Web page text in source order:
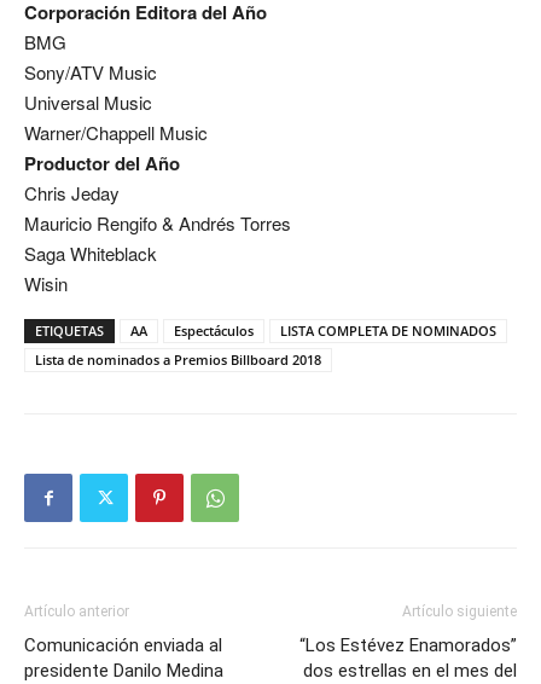
Corporación Editora del Año
BMG
Sony/ATV Music
Universal Music
Warner/Chappell Music
Productor del Año
Chris Jeday
Mauricio Rengifo & Andrés Torres
Saga Whiteblack
Wisin
ETIQUETAS AA Espectáculos
LISTA COMPLETA DE NOMINADOS
Lista de nominados a Premios Billboard 2018
Artículo anterior
Comunicación enviada al
presidente Danilo Medina
Artículo siguiente
“Los Estévez Enamorados”
dos estrellas en el mes del